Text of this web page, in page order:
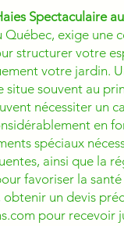
Spectaculaire
exige une
structurer votre
votre jardin.
souvent au
nécessiter un
en
spéciaux
ainsi que la
favoriser la
obtenir un devis
pour